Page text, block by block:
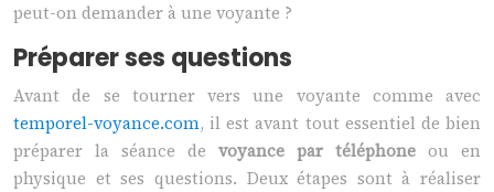
peut-on demander à une voyante ?
Préparer ses questions
Avant de se tourner vers une voyante comme avec
temporel-voyance.com, il est avant tout essentiel de bien
préparer la séance de voyance par téléphone ou en
physique et ses questions. Deux étapes sont à réaliser